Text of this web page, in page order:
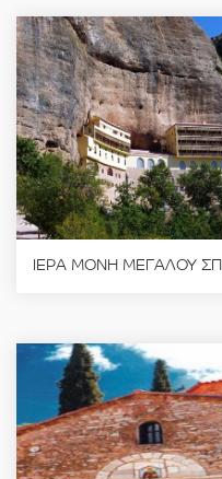
ΙΕΡΑ ΜΟΝΗ ΜΕΓΑΛΟΥ